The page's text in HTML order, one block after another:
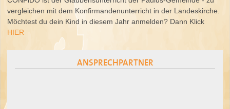
vergleichen mit dem Konfirmandenunterricht in der Landeskirche.
Möchtest du dein Kind in diesem Jahr anmelden? Dann Klick
HIER
ANSPRECHPARTNER